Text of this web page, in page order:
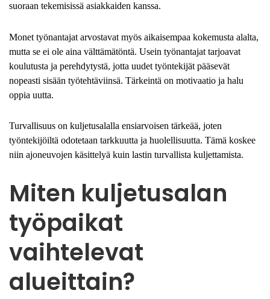
suoraan tekemisissä asiakkaiden kanssa.
Monet työnantajat arvostavat myös aikaisempaa kokemusta alalta,
mutta se ei ole aina välttämätöntä. Usein työnantajat tarjoavat
koulutusta ja perehdytystä, jotta uudet työntekijät pääsevät
nopeasti sisään työtehtäviinsä. Tärkeintä on motivaatio ja halu
oppia uutta.
Turvallisuus on kuljetusalalla ensiarvoisen tärkeää, joten
työntekijöiltä odotetaan tarkkuutta ja huolellisuutta. Tämä koskee
niin ajoneuvojen käsittelyä kuin lastin turvallista kuljettamista.
Miten kuljetusalan
työpaikat
vaihtelevat
alueittain?